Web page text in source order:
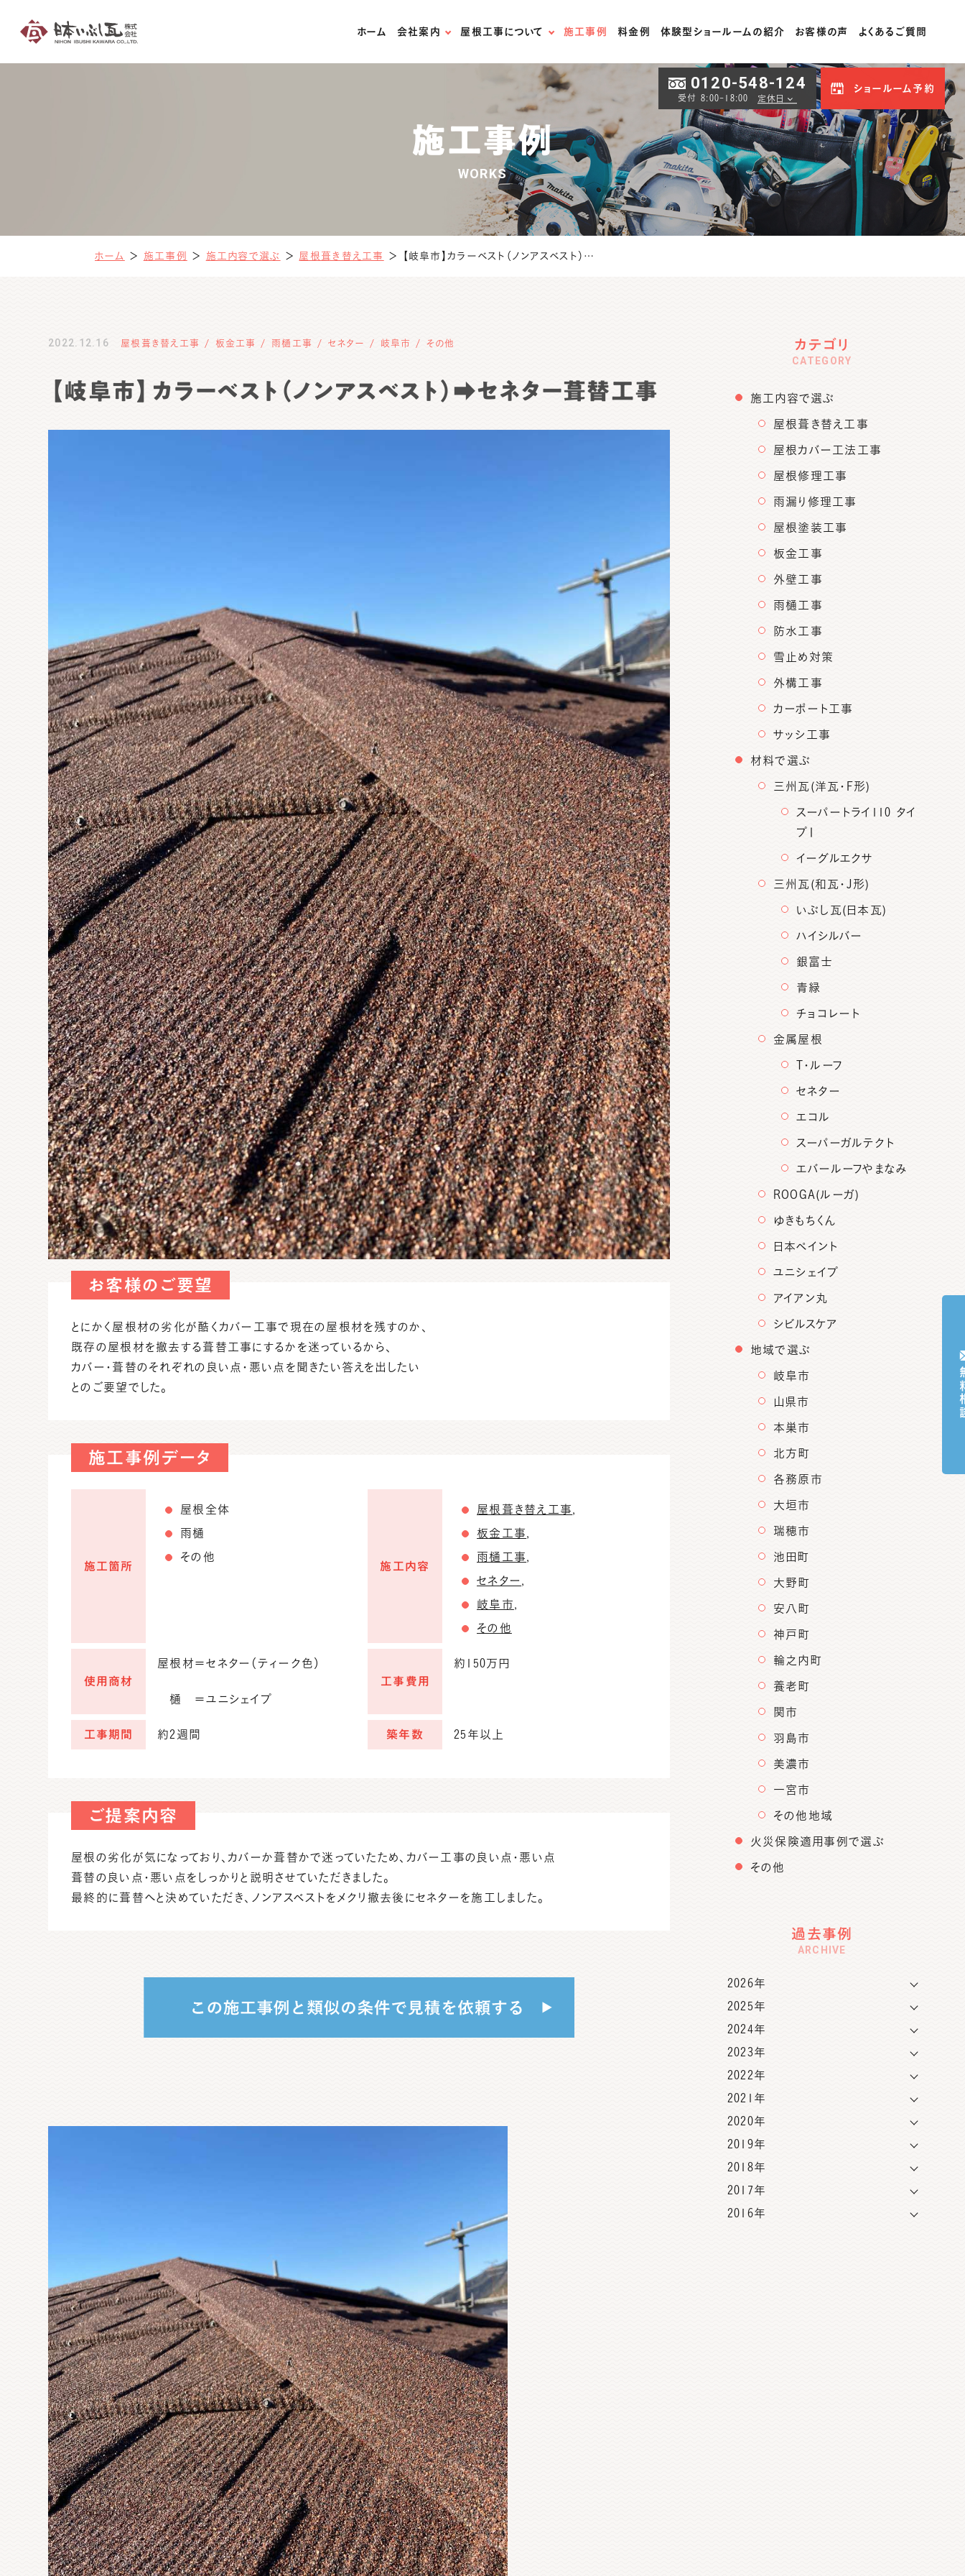
ホーム 会社案内
天窓専門店
屋根工事について
屋根リフォームの流れ
火災保険の適用について
施工事例 料金例 体験型ショールームの紹介 お客様の声 よくあるご質問
0120-548-124
受付 8:00-18:00 定休日
ショールーム予約
無
施工事例
WORKS
ホーム ＞ 施工事例 ＞ 施工内容で選ぶ ＞ 屋根葺き替え工事 ＞ 【岐阜市】カラーベスト（ノンアスベスト）➡セネター葺替工事
2022.12.16 屋根葺き替え工事 板金工事 雨樋工事 セネター 岐阜市 その他
【岐阜市】カラーベスト（ノンアスベスト）➡セネター葺替工事
お客様のご要望
とにかく屋根材の劣化が酷くカバー工事で現在の屋根材を残すのか、
既存の屋根材を撤去する葺替工事にするかを迷っているから、
カバー・葺替のそれぞれの良い点・悪い点を聞きたい答えを出したい
とのご要望でした。
施工事例データ
施工箇所
屋根全体
雨樋
その他
施工内容
屋根葺き替え工事
板金工事
雨樋工事
セネター
岐阜市
その他
使用商材
屋根材＝セネター（ティーク色）
樋 ＝ユニシェイプ
工事費用
約150万円
工事期間 約2週間 築年数 25年以上
ご提案内容
屋根の劣化が気になっており、カバーか葺替かで迷っていたため、カバー工事の良い点・悪い点
葺替の良い点・悪い点をしっかりと説明させていただきました。
最終的に葺替へと決めていただき、ノンアスベストをメクリ撤去後にセネターを施工しました。
カテゴリ
CATEGORY
施工内容で選ぶ
屋根葺き替え工事
屋根カバー工法工事
屋根修理工事
雨漏り修理工事
屋根塗装工事
板金工事
外壁工事
雨樋工事
防水工事
雪止め対策
外構工事
カーポート工事
サッシ工事
材料で選ぶ
三州瓦(洋瓦・F形)
スーパートライ110 タイ
プⅠ
イーグルエクサ
三州瓦(和瓦・J形)
いぶし瓦(日本瓦)
ハイシルバー
銀富士
青緑
チョコレート
金属屋根
T・ルーフ
セネター
エコル
スーパーガルテクト
エバールーフやまなみ
ROOGA(ルーガ)
ゆきもちくん
日本ペイント
ユニシェイプ
アイアン丸
シビルスケア
地域で選ぶ
岐阜市
山県市
本巣市
北方町
各務原市
大垣市
瑞穂市
池田町
大野町
安八町
神戸町
輪之内町
養老町
関市
羽島市
美濃市
一宮市
その他地域
火災保険適用事例で選ぶ
その他
過去事例
ARCHIVE
2026年
2025年
2024年
2023年
2022年
2021年
2020年
2019年
2018年
2017年
2016年